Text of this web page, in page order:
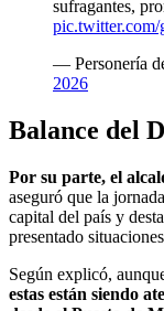
sufragantes,
— Personería
2026
Balance del
Por su parte, el
aseguró que la
capital del país y
presentado
Según explicó,
estas están siendo